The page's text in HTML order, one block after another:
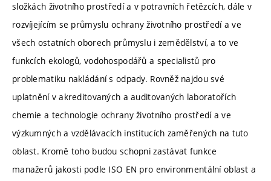
složkách životního prostředí a v potravních řetězcích, dále v
rozvíjejícím se průmyslu ochrany životního prostředí a ve
všech ostatních oborech průmyslu i zemědělství, a to ve
funkcích ekologů, vodohospodářů a specialistů pro
problematiku nakládání s odpady. Rovněž najdou své
uplatnění v akreditovaných a auditovaných laboratořích
chemie a technologie ochrany životního prostředí a ve
výzkumných a vzdělávacích institucích zaměřených na tuto
oblast. Kromě toho budou schopni zastávat funkce
manažerů jakosti podle ISO EN pro environmentální oblast a